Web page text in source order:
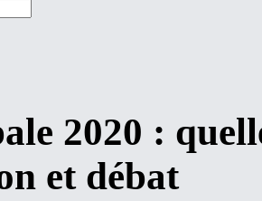
2020 :
et débat